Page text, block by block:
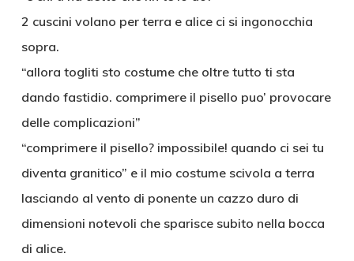
2 cuscini volano per terra e alice ci si ingonocchia
sopra.
“allora togliti sto costume che oltre tutto ti sta
dando fastidio. comprimere il pisello puo’ provocare
delle complicazioni”
“comprimere il pisello? impossibile! quando ci sei tu
diventa granitico” e il mio costume scivola a terra
lasciando al vento di ponente un cazzo duro di
dimensioni notevoli che sparisce subito nella bocca
di alice.